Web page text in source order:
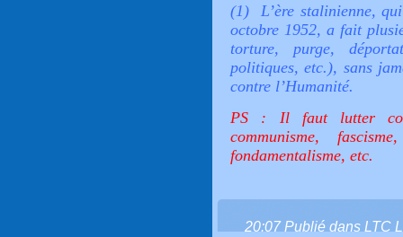
(1) L’ère stalinienne,
octobre 1952, a fait
torture, purge,
politiques, etc.), sans
contre l’Humanité.
PS : Il faut lutter
communisme,
fondamentalisme, etc.
20:07 Publié dans LTC